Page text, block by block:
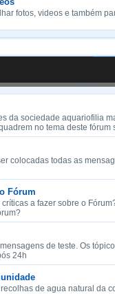
fotos, videos e também
da sociedade aquariofilia
no tema deste
colocadas todas as
Fórum
a fazer sobre o
de teste. Os
24h
de agua natural da